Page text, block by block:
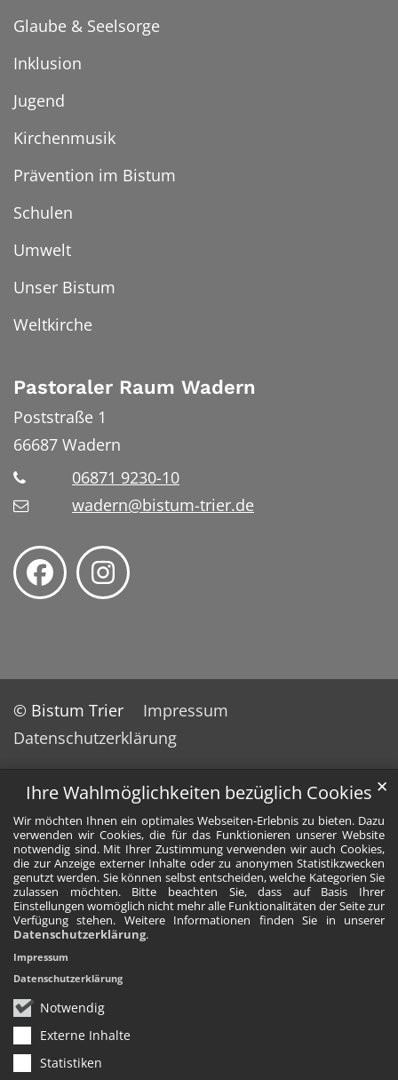
Ihre Wahlmöglichkeiten bezüglich Cookies
Wir möchten Ihnen ein optimales Webseiten-Erlebnis zu bieten. Dazu
verwenden wir Cookies, die für das Funktionieren unserer Website
notwendig sind. Mit Ihrer Zustimmung verwenden wir auch Cookies,
die zur Anzeige externer Inhalte oder zu anonymen Statistikzwecken
genutzt werden. Sie können selbst entscheiden, welche Kategorien Sie
zulassen möchten. Bitte beachten Sie, dass auf Basis Ihrer
Einstellungen womöglich nicht mehr alle Funktionalitäten der Seite zur
Verfügung stehen. Weitere Informationen finden Sie in unserer
Datenschutzerklärung.
Notwendig
Externe Inhalte
Statistiken
✕
Impressum
Datenschutzerklärung
Glaube & Seelsorge
Inklusion
Jugend
Kirchenmusik
Prävention im Bistum
Schulen
Umwelt
Unser Bistum
Weltkirche
Pastoraler Raum Wadern
Poststraße 1
66687 Wadern
06871 9230-10
wadern@bistum-trier.de
© Bistum Trier
Impressum
Datenschutzerklärung